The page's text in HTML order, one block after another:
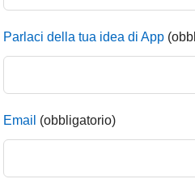
Parlaci della tua idea di App
Email (obbligatorio)